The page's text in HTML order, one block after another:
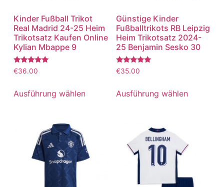
Kinder Fußball Trikot
Real Madrid 24-25 Heim
Trikotsatz Kaufen Online
Kylian Mbappe 9
Bewertet
mit
von 5
€36.00
Ausführung wählen
Günstige Kinder
Fußballtrikots RB Leipzig
Heim Trikotsatz 2024-
25 Benjamin Sesko 30
Bewertet
mit
von 5
€35.00
Ausführung wählen